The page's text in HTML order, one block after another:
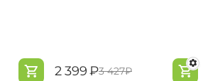
‍2 399‍₽‍3 427‍₽